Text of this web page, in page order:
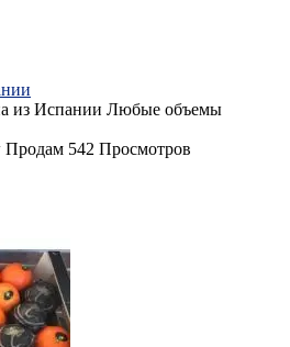
из Испании Любые объемы
Продам 542 Просмотров